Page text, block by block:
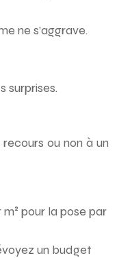
ne s’aggrave.
surprises.
ou non à un
pour la pose par
un budget